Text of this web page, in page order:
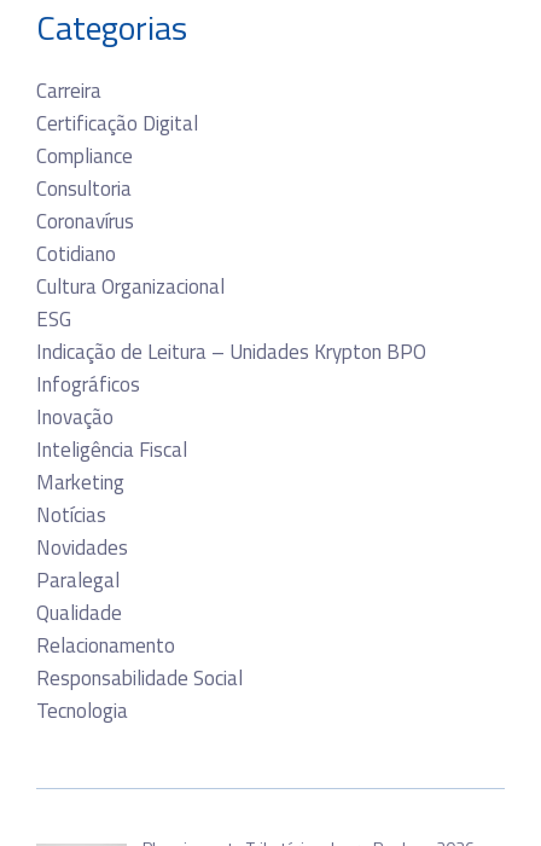
Categorias
Carreira
Certificação Digital
Compliance
Consultoria
Coronavírus
Cotidiano
Cultura Organizacional
ESG
Indicação de Leitura – Unidades Krypton BPO
Infográficos
Inovação
Inteligência Fiscal
Marketing
Notícias
Novidades
Paralegal
Qualidade
Relacionamento
Responsabilidade Social
Tecnologia